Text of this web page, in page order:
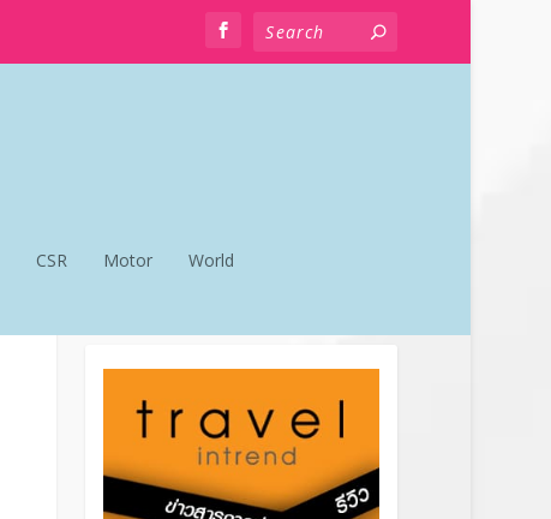
CSR Motor World